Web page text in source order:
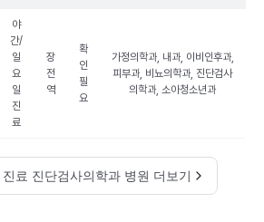
야
간/
일
요
일
진
료
장
전
역
확
인
필
요
가정의학과, 내과, 이비인후과,
피부과, 비뇨의학과, 진단검사
의학과, 소아청소년과
료 진단검사의학과 병원 더보기